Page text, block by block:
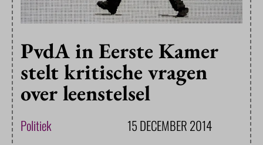
PvdA in Eerste Kamer
stelt kritische vragen
over leenstelsel
Politiek 15 DECEMBER 2014